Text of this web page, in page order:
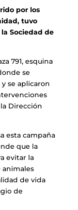
por los
tuvo
Sociedad de
791, esquina
se
se aplicaron
Dirección
esta campaña
que la
evitar la
de vida
de